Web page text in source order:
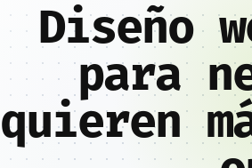
Diseño
para
quieren